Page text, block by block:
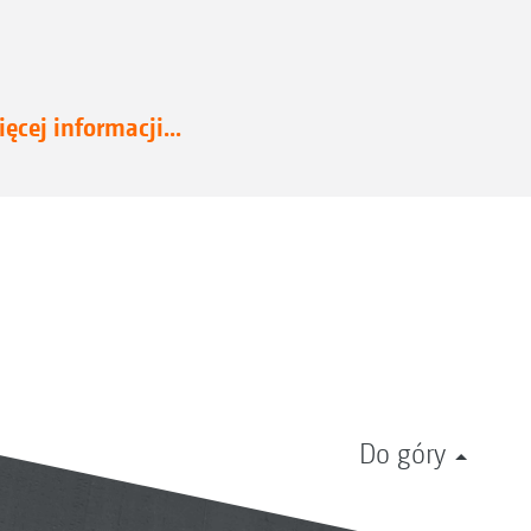
informacji...
Do góry